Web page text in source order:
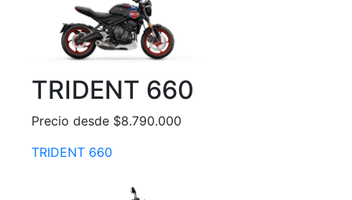
TRIDENT 660
Precio desde $8.790.000
TRIDENT 660